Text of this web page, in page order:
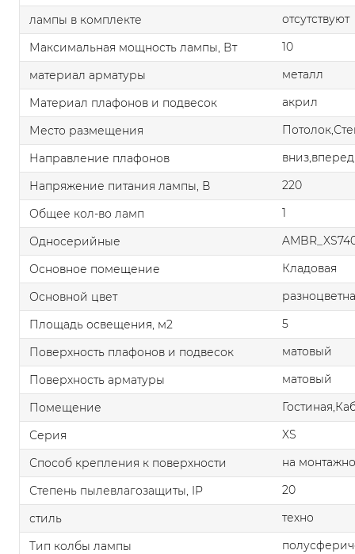
лампы в комплекте
отсутствуют
Максимальная мощность лампы, Вт
10
материал арматуры
металл
Материал плафонов и подвесок
акрил
Место размещения
Направление плафонов
вниз,вперед
Напряжение питания лампы, В
220
Общее кол-во ламп
1
Односерийные
Основное помещение
Кладовая
Основной цвет
Площадь освещения, м2
5
Поверхность плафонов и подвесок
матовый
Поверхность арматуры
матовый
Помещение
Серия
XS
Способ крепления к поверхности
на
Степень пылевлагозащиты, IP
20
стиль
техно
Тип колбы лампы